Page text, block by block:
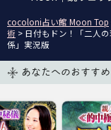
cocoloni占い館 Moon Top
術 > 日付もドン！「二人
係」実況版
あなたへのおすすめ